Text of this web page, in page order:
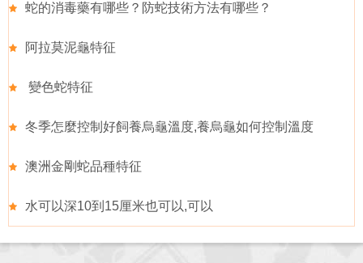
蛇的消毒藥有哪些？防蛇技術方法有哪些？
阿拉莫泥龜特征
變色蛇特征
冬季怎麼控制好飼養烏龜溫度,養烏龜如何控制溫度
澳洲金剛蛇品種特征
水可以深10到15厘米也可以,可以